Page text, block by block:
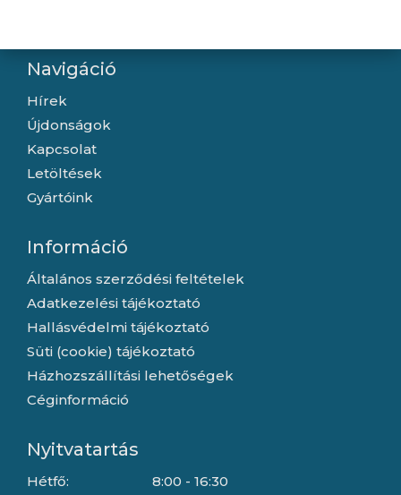
Navigáció
Hírek
Újdonságok
Kapcsolat
Letöltések
Gyártóink
Információ
Általános szerződési feltételek
Adatkezelési tájékoztató
Hallásvédelmi tájékoztató
Süti (cookie) tájékoztató
Házhozszállítási lehetőségek
Céginformáció
Nyitvatartás
Hétfő:
8:00 - 16:30